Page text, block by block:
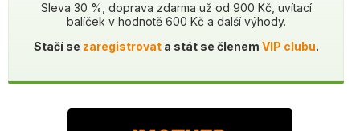
Sleva 30 %, doprava zdarma už od 900 Kč, uvítací
balíček v hodnotě 600 Kč a další výhody.
Stačí se zaregistrovata stát se členem VIP clubu.